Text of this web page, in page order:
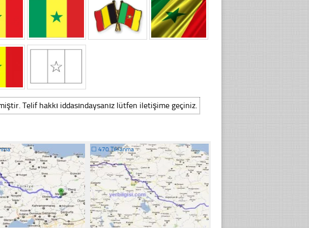
Telif hakkı iddasındaysanız lütfen iletişime geçiniz.
☐ 470 Tıklanma